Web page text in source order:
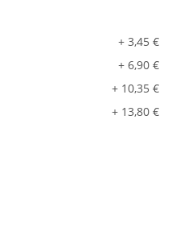
+ 3,45 €
+ 6,90 €
+ 10,35 €
+ 13,80 €